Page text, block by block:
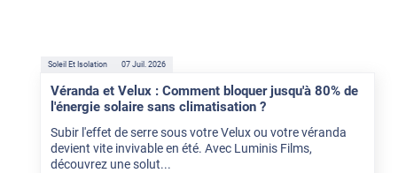
Soleil Et Isolation 07 Juil. 2026
Véranda et Velux : Comment bloquer jusqu'à 80% de
l'énergie solaire sans climatisation ?
Subir l'effet de serre sous votre Velux ou votre véranda
devient vite invivable en été. Avec Luminis Films,
découvrez une solut...